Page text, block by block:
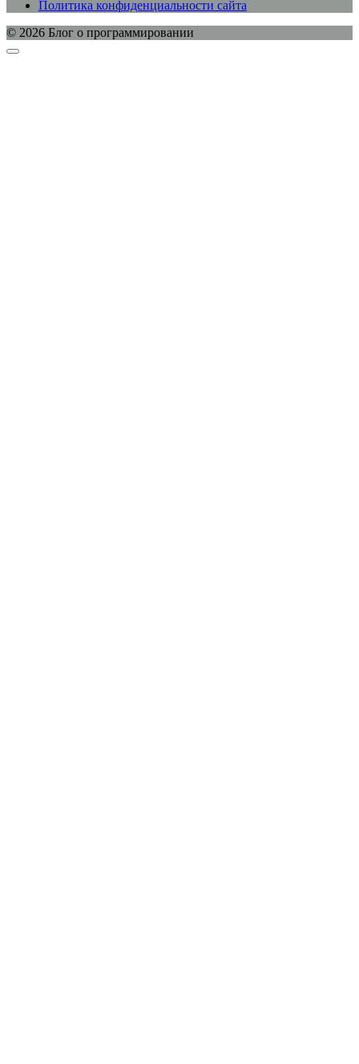
Политика конфиденциальности сайта
© 2026 Блог о программировании